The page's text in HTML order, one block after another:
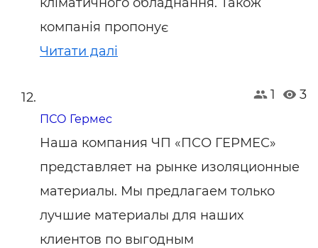
компанія пропонує
Читати далі
1 3
ПСО Гермес
Наша компания ЧП «ПСО ГЕРМЕС»
представляет на рынке изоляционные
материалы. Мы предлагаем только
лучшие материалы для наших
клиентов по выгодным